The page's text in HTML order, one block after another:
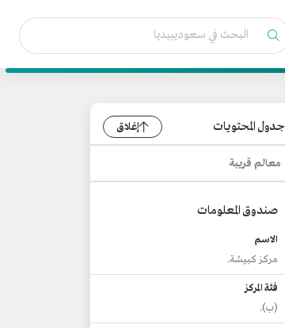
جدول المحتويات إغلاق
معالم قريبة
صندوق المعلومات
الاسم
مركز كبيشة.
فئة المركز
(ب).